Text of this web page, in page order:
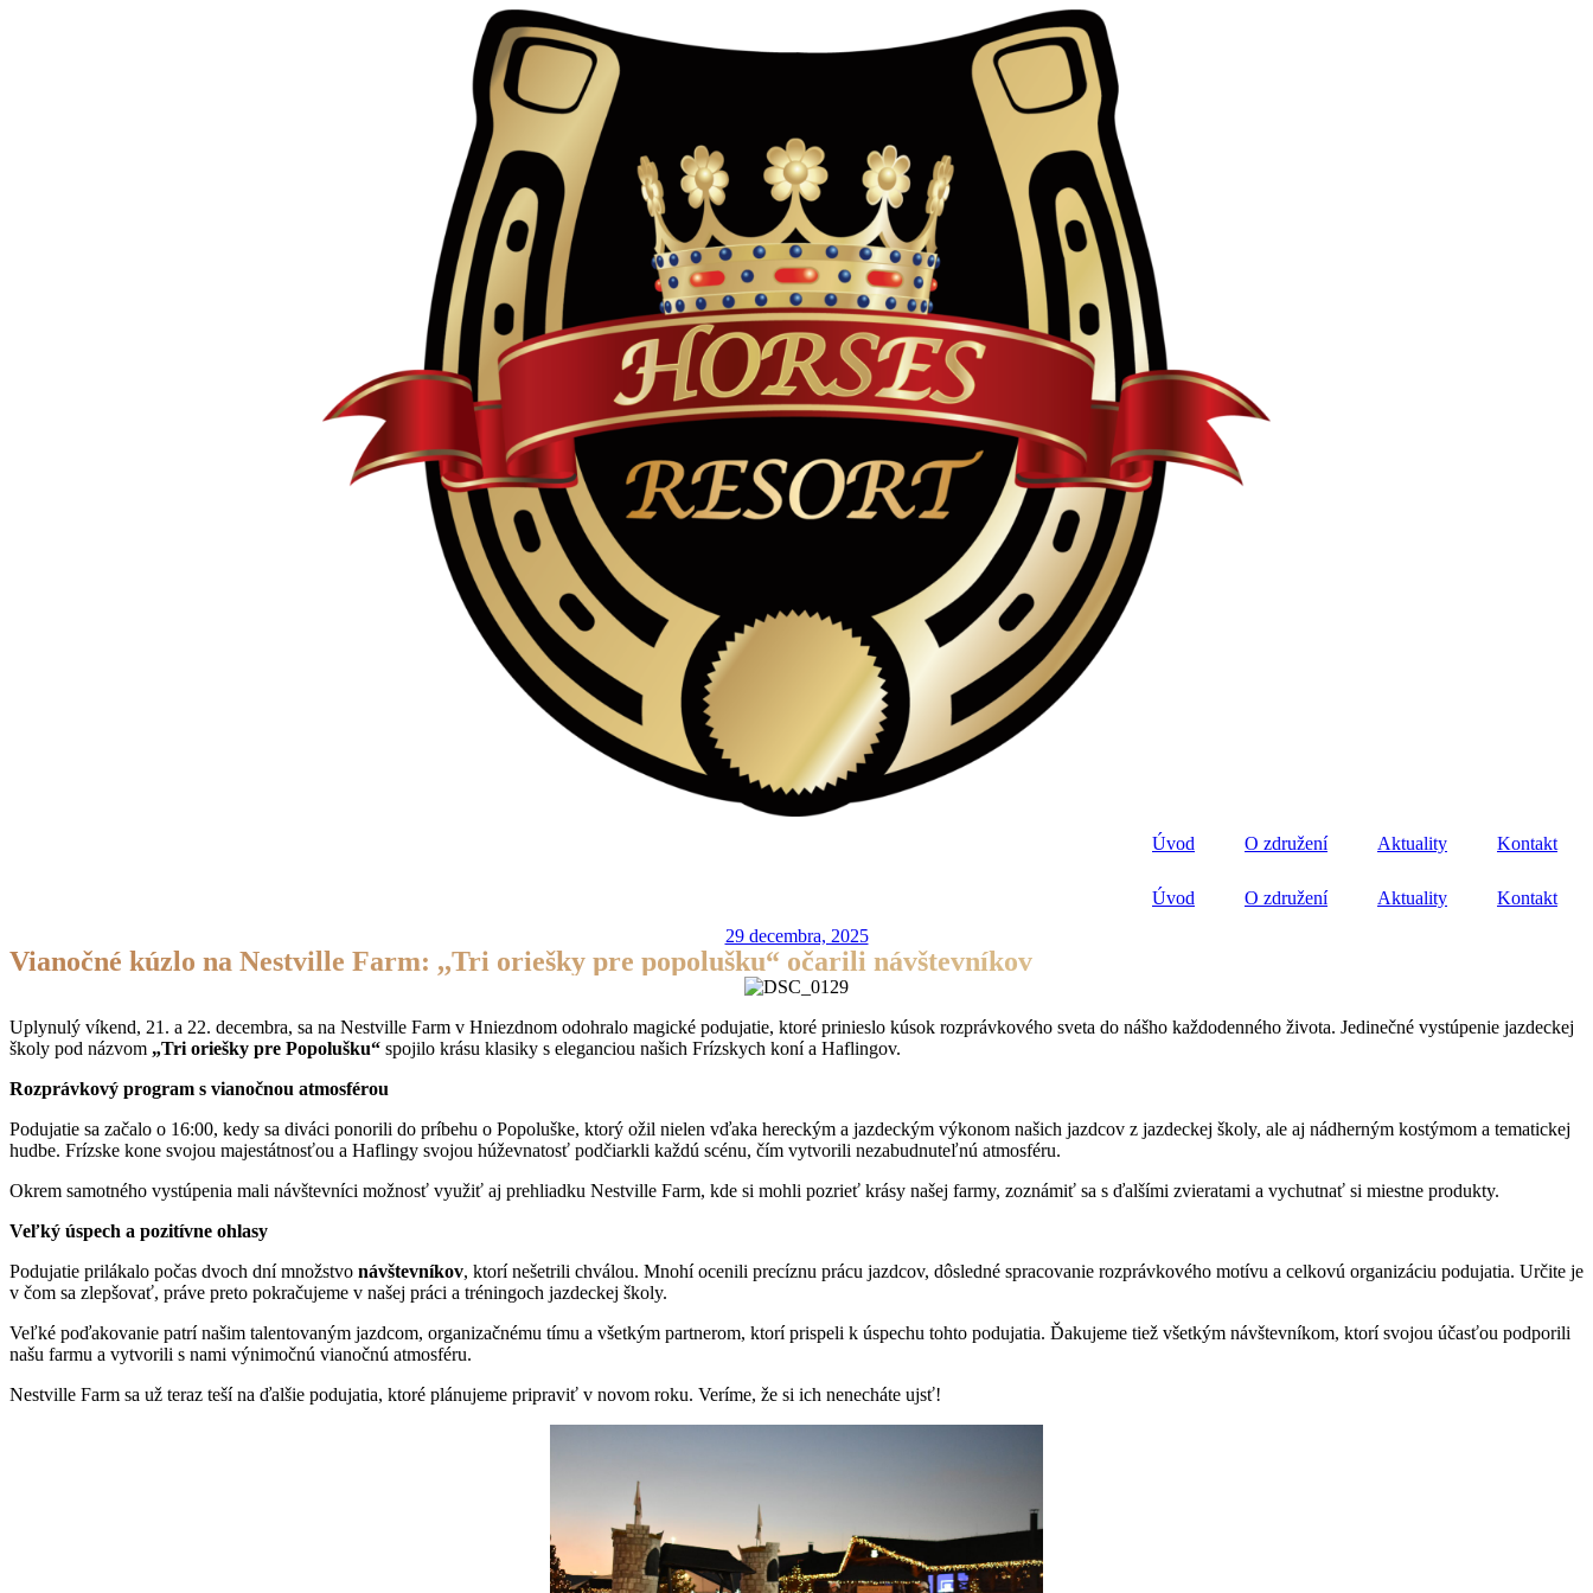
Úvod O združení Aktuality Kontakt
Úvod O združení Aktuality
Kontakt
29 decembra, 2025
Vianočné kúzlo na Nestville Farm: ,,Tri oriešky pre popolušku“ očarili návštevníkov
Uplynulý víkend, 21. a 22. decembra, sa na Nestville Farm v Hniezdnom odohralo magické podujatie, ktoré prinieslo kúsok rozprávkového sveta do nášho každodenného života. Jedinečné vystúpenie jazdeckej
školy pod názvom „Tri oriešky pre Popolušku“ spojilo krásu klasiky s eleganciou našich Frízskych koní a Haflingov.
Rozprávkový program s vianočnou atmosférou
Podujatie sa začalo o 16:00, kedy sa diváci ponorili do príbehu o Popoluške, ktorý ožil nielen vďaka hereckým a jazdeckým výkonom našich jazdcov z jazdeckej školy, ale aj nádherným kostýmom a tematickej
hudbe. Frízske kone svojou majestátnosťou a Haflingy svojou húževnatosť podčiarkli každú scénu, čím vytvorili nezabudnuteľnú atmosféru.
Okrem samotného vystúpenia mali návštevníci možnosť využiť aj prehliadku Nestville Farm, kde si mohli pozrieť krásy našej farmy, zoznámiť sa s ďalšími zvieratami a vychutnať si miestne produkty.
Veľký úspech a pozitívne ohlasy
Podujatie prilákalo počas dvoch dní množstvo návštevníkov, ktorí nešetrili chválou. Mnohí ocenili precíznu prácu jazdcov, dôsledné spracovanie rozprávkového motívu a celkovú organizáciu podujatia. Určite je
v čom sa zlepšovať, práve preto pokračujeme v našej práci a tréningoch jazdeckej školy.
Veľké poďakovanie patrí našim talentovaným jazdcom, organizačnému tímu a všetkým partnerom, ktorí prispeli k úspechu tohto podujatia. Ďakujeme tiež všetkým návštevníkom, ktorí svojou účasťou podporili
našu farmu a vytvorili s nami výnimočnú vianočnú atmosféru.
Nestville Farm sa už teraz teší na ďalšie podujatia, ktoré plánujeme pripraviť v novom roku. Veríme, že si ich nenecháte ujsť!